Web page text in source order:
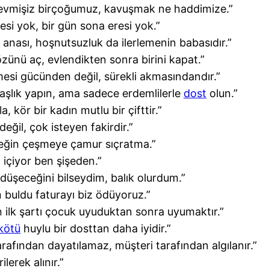
birçoğumuz, kavuşmak ne haddimize.”
yok, bir gün sona eresi yok.”
hoşnutsuzluk da ilerlemenin babasıdır.”
aç, evlendikten sonra birini kapat.”
gücünden değil, sürekli akmasındandır.”
yapın, ama sadece erdemlilerle dost olun.”
kör bir kadın mutlu bir çifttir.”
çok isteyen fakirdir.”
çeşmeye çamur sıçratma.”
ben şişeden.”
düşeceğini bilseydim, balık olurdum.”
buldu faturayı biz ödüyoruz.”
ilk şartı çocuk uyuduktan sonra uyumaktır.”
huylu bir dosttan daha iyidir.”
dayatılamaz, müşteri tarafından algılanır.”
alınır.”